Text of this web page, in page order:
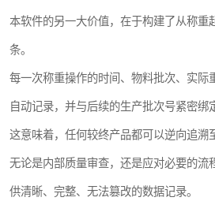
本软件的另一大价值，在于构建了从称重
条。
每一次称重操作的时间、物料批次、实际
自动记录，并与后续的生产批次号紧密绑
这意味着，任何较终产品都可以逆向追溯
无论是内部质量审查，还是应对必要的流
供清晰、完整、无法篡改的数据记录。